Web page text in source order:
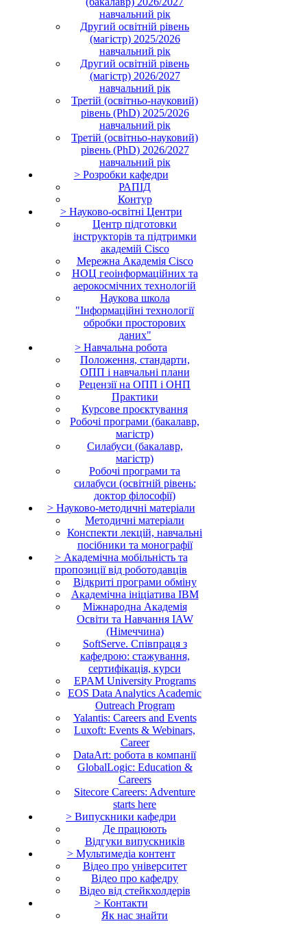
навчальний рік
Другий освітній рівень
(магістр) 2025/2026
навчальний рік
Другий освітній рівень
(магістр) 2026/2027
навчальний рік
Третій (освітньо-науковий)
рівень (PhD) 2025/2026
навчальний рік
Третій (освітньо-науковий)
рівень (PhD) 2026/2027
навчальний рік
> Розробки кафедри
РАПІД
Контур
> Науково-освітні Центри
Центр підготовки
інструкторів та підтримки
академій Cisco
Мережна Академія Cisco
НОЦ геоінформаційних та
аерокосмічних технологій
Наукова школа
"Інформаційні технології
обробки просторових
даних"
> Навчальна робота
Положення, стандарти,
ОПП і навчальні плани
Рецензії на ОПП і ОНП
Практики
Курсове проєктування
Робочі програми (бакалавр,
магістр)
Силабуси (бакалавр,
магістр)
Робочі програми та
силабуси (освітній рівень:
доктор філософії)
> Науково-методичні матеріали
Методичні матеріали
Конспекти лекцій, навчальні
посібники та монографії
> Академічна мобільність та
пропозиції від роботодавців
Відкриті програми обміну
Академічна ініціатива IBM
Міжнародна Академія
Освіти та Навчання IAW
(Німеччина)
SoftServe. Співпраця з
кафедрою: стажування,
сертифікація, курси
EPAM University Programs
EOS Data Analytics Academic
Outreach Program
Yalantis: Careers and Events
Luxoft: Events & Webinars,
Career
DataArt: робота в компанії
GlobalLogic: Education &
Careers
Sitecore Careers: Adventure
starts here
> Випускники кафедри
Де працюють
Відгуки випускників
> Мультимедіа контент
Відео про університет
Відео про кафедру
Відео від стейкхолдерів
> Контакти
Як нас знайти